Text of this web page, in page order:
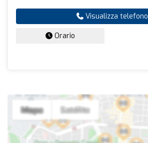
Visualizza telefono
Orario